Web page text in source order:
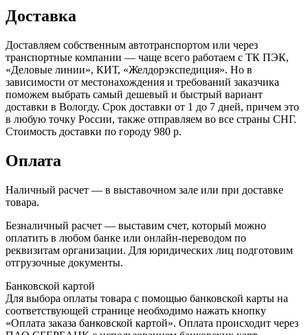
Доставка
Доставляем собственным автотранспортом или через
транспортные компании — чаще всего работаем с ТК ПЭК,
«Деловые линии», КИТ, «Желдорэкспедиция». Но в
зависимости от местонахождения и требований заказчика
поможем выбрать самый дешевый и быстрый вариант
доставки в Вологду. Срок доставки от 1 до 7 дней, причем это
в любую точку России, также отправляем во все страны СНГ.
Стоимость доставки по городу 980 р.
Оплата
Наличный расчет — в выставочном зале или при доставке
товара.
Безналичный расчет — выставим счет, который можно
оплатить в любом банке или онлайн-переводом по
реквизитам организации. Для юридических лиц подготовим
отгрузочные документы.
Банковской картой
Для выбора оплаты товара с помощью банковской карты на
соответствующей странице необходимо нажать кнопку
«Оплата заказа банковской картой». Оплата происходит через